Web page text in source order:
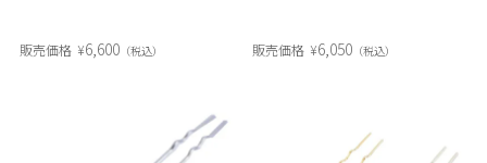
販売価格 ¥6,600 税込 販売価格 ¥6,050 税込